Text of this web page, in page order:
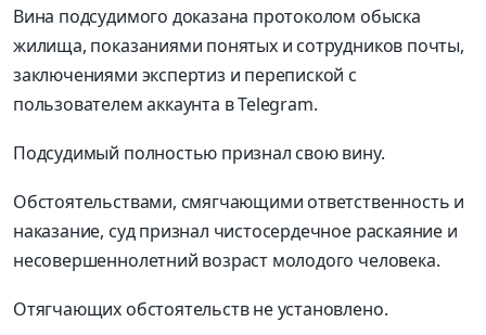
Вина подсудимого доказана протоколом обыска
жилища, показаниями понятых и сотрудников почты,
заключениями экспертиз и перепиской с
пользователем аккаунта в Telegram.
Подсудимый полностью признал свою вину.
Обстоятельствами, смягчающими ответственность и
наказание, суд признал чистосердечное раскаяние и
несовершеннолетний возраст молодого человека.
Отягчающих обстоятельств не установлено.